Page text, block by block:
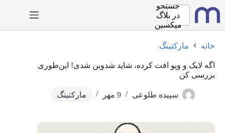
به
محتوا
جستجو
در بلاگ
میکسین
خانه مارکتینگ
اگه لایک و ویو افت کرده، شاید شدوبن شدی! این‌طوری
بررسی کن
سپیده طلوعی 9 مهر مارکتینگ